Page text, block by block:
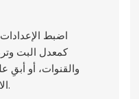
اضبط
كمعدل البت
والقنوات، أو أبقِ
الافتراضية.